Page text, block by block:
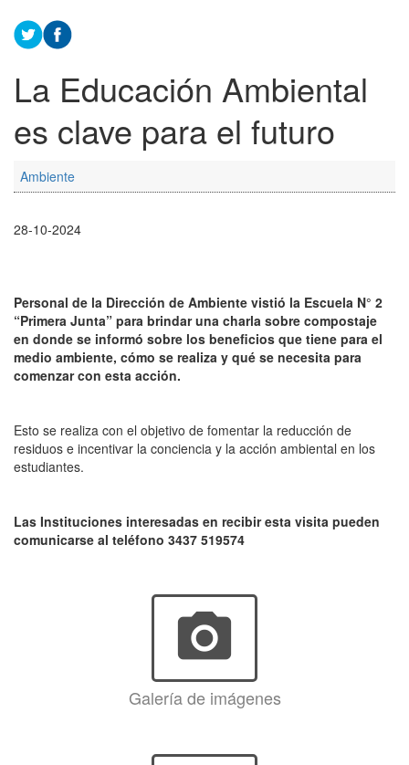
La Educación Ambiental
es clave para el futuro
Ambiente
28-10-2024
Personal de la Dirección de Ambiente vistió la Escuela N° 2
“Primera Junta” para brindar una charla sobre compostaje
en donde se informó sobre los beneficios que tiene para el
medio ambiente, cómo se realiza y qué se necesita para
comenzar con esta acción.
Esto se realiza con el objetivo de fomentar la reducción de
residuos e incentivar la conciencia y la acción ambiental en los
estudiantes.
Las Instituciones interesadas en recibir esta visita pueden
comunicarse al teléfono 3437 519574
photo_camera
Galería de imágenes